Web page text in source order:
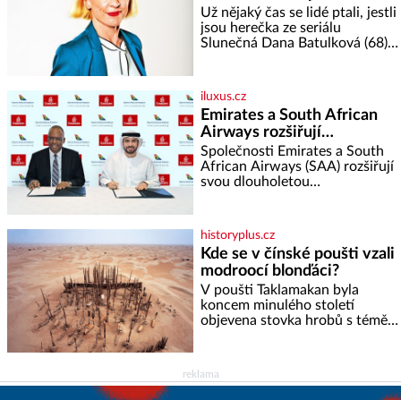
rajčata Zálivka: ✿ 4 lžíce
olivového oleje ✿ 1 lžíci
citronové šťávy ✿ ½ stroužku
Už nějaký čas se lidé ptali, jestli
jsou herečka ze seriálu
Slunečná Dana Batulková (68) a
od sebe přítele od samého
začátku odhán
iluxus.cz
Emirates a South African
Airways rozšiřují
partnerství. Cestujícím
nově zpřístupní dalších
devět destinací v jižní a
Společnosti Emirates a South
African Airways (SAA) rozšiřují
svou dlouholetou
cestujícím devět dalších
destinací v jižní a střední Africe
a u
historyplus.cz
Kde se v čínské poušti vzali
modroocí blonďáci?
V poušti Taklamakan byla
koncem minulého století
objevena stovka hrobů s téměř
přitom vědce zaujal hrob
reklama